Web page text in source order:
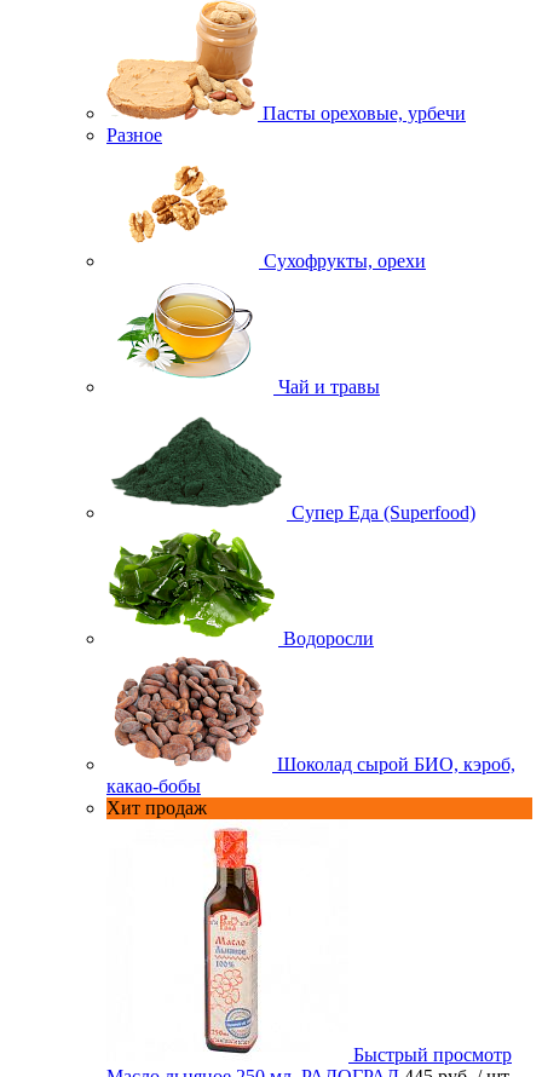
Пасты ореховые, урбечи
Разное
Сухофрукты, орехи
Чай и травы
Супер Еда (Superfood)
Водоросли
Шоколад сырой БИО, кэроб,
какао-бобы
Хит продаж
Быстрый просмотр